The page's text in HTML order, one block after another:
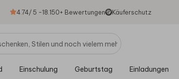
4.74/ 5 -18.150+ Bewertungen Käuferschutz
Einschulung Geburtstag Einladungen